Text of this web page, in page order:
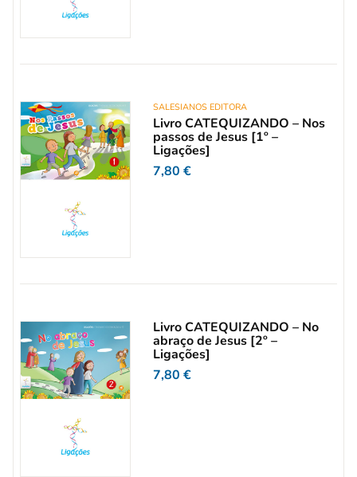
SALESIANOS EDITORA
Livro CATEQUIZANDO – Nos
passos de Jesus [1º –
Ligações]
7,80€
Livro CATEQUIZANDO – No
abraço de Jesus [2º –
Ligações]
7,80€